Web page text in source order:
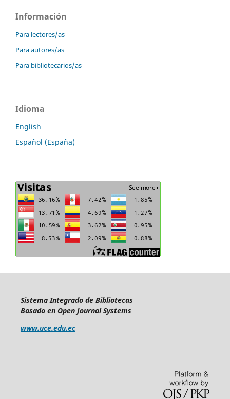
Información
Para lectores/as
Para autores/as
Para bibliotecarios/as
Idioma
English
Español (España)
Sistema Integrado de Bibliotecas
Basado en Open Journal Systems
www.uce.edu.ec